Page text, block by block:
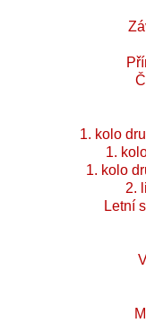
1. kolo
1.
1. kolo
2.
Letní